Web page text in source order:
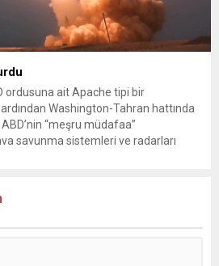
ordusuna ait Apache tipi bir
Washington-Tahran hattında
“meşru müdafaa”
savunma sistemleri ve radarları
yanıt verileceğini duyurdu....